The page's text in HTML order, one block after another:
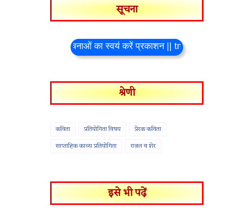
सूचना
पत्रिका में अपनी रचनाओं का स्वयं करें प्रकाशन ||
श्रेणी
कविता प्रतियोगिता विषय
प्रेरक कविता
साप्ताहिक काव्य प्रतियोगिता
ग़ज़ल व शेर
इसे भी पढ़ें